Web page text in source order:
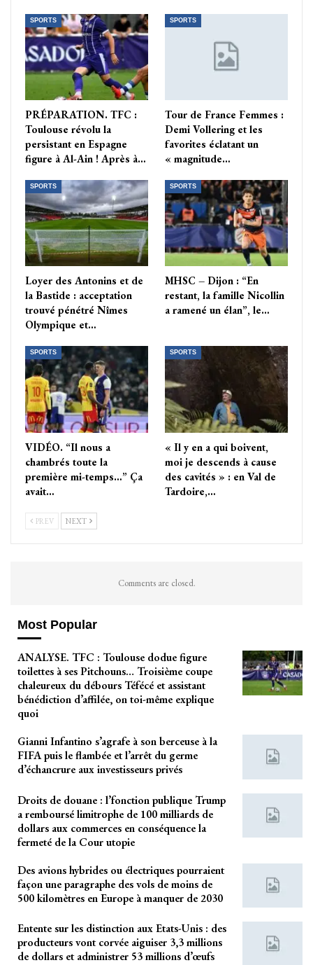
SPORTS
PRÉPARATION. TFC :
Toulouse révolu la
persistant en Espagne
figure à Al-Ain ! Après à…
SPORTS
Tour de France Femmes :
Demi Vollering et les
favorites éclatant un
« magnitude…
SPORTS
Loyer des Antonins et de
la Bastide : acceptation
trouvé pénétré Nîmes
Olympique et…
SPORTS
MHSC – Dijon : “En
restant, la famille Nicollin
a ramené un élan”, le…
SPORTS
VIDÉO. “Il nous a
chambrés toute la
première mi-temps…” Ça
avait…
SPORTS
« Il y en a qui boivent,
moi je descends à cause
des cavités » : en Val de
Tardoire,…
PREV NEXT
Comments are closed.
Most Popular
ANALYSE. TFC : Toulouse dodue figure
toilettes à ses Pitchouns… Troisième coupe
chaleureux du débours Téfécé et assistant
bénédiction d’affilée, on toi-même explique
quoi
Gianni Infantino s’agrafe à son berceuse à la
FIFA puis le flambée et l’arrêt du germe
d’échancrure aux investisseurs privés
Droits de douane : l’fonction publique Trump
a remboursé limitrophe de 100 milliards de
dollars aux commerces en conséquence la
fermeté de la Cour utopie
Des avions hybrides ou électriques pourraient
façon une paragraphe des vols de moins de
500 kilomètres en Europe à manquer de 2030
Entente sur les distinction aux Etats-Unis : des
producteurs vont corvée aiguiser 3,3 millions
de dollars et administrer 53 millions d’œufs